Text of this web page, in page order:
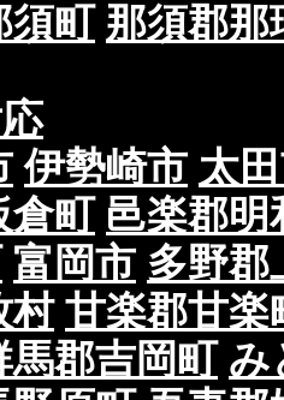
須町 那須郡那
伊勢崎市 太
倉町 邑楽郡明
富岡市 多野郡
村 甘楽郡甘楽
馬郡吉岡町 み